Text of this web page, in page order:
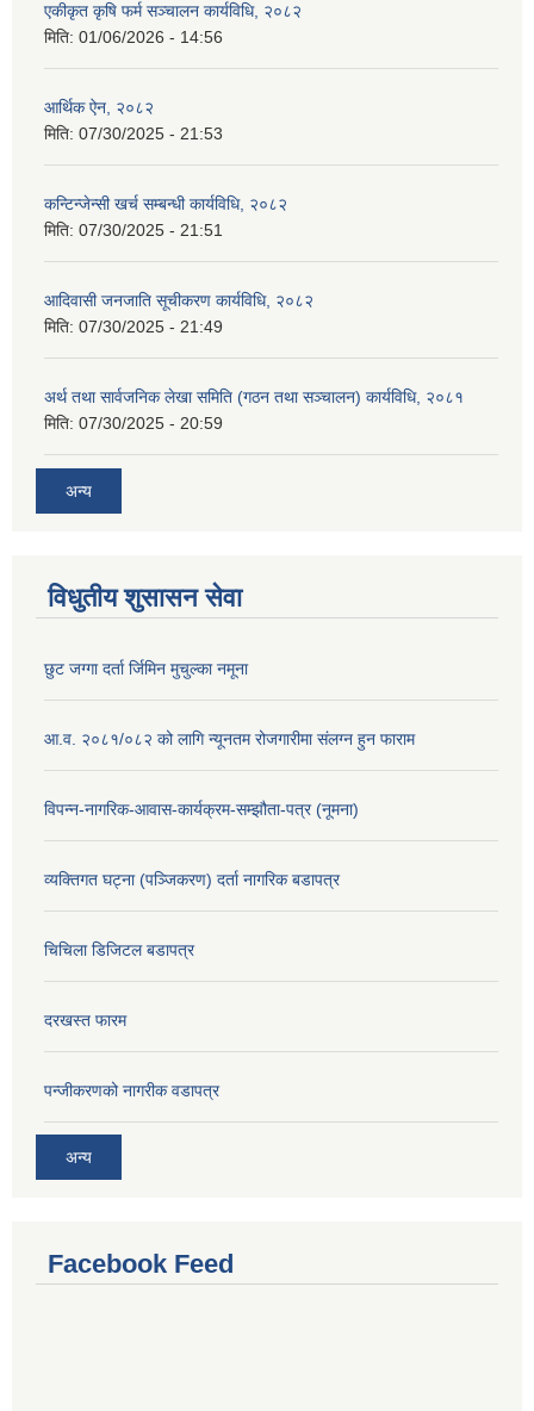
एकीकृत कृषि फर्म सञ्चालन कार्यविधि, २०८२
मिति: 01/06/2026 - 14:56
आर्थिक ऐन, २०८२
मिति: 07/30/2025 - 21:53
कन्टिन्जेन्सी खर्च सम्बन्धी कार्यविधि, २०८२
मिति: 07/30/2025 - 21:51
आदिवासी जनजाति सूचीकरण कार्यविधि, २०८२
मिति: 07/30/2025 - 21:49
अर्थ तथा सार्वजनिक लेखा समिति (गठन तथा सञ्चालन) कार्यविधि, २०८१
मिति: 07/30/2025 - 20:59
अन्य
विधुतीय शुसासन सेवा
छुट जग्गा दर्ता र्जिमिन मुचुल्का नमूना
आ.व. २०८१/०८२ को लागि न्यूनतम रोजगारीमा संलग्न हुन फाराम
विपन्न-नागरिक-आवास-कार्यक्रम-सम्झौता-पत्र (नूमना)
व्यक्तिगत घट्ना (पञ्जिकरण) दर्ता नागरिक बडापत्र
चिचिला डिजिटल बडापत्र
दरखस्त फारम
प‍न्जीकरणको नागरीक वडापत्र
अन्य
Facebook Feed